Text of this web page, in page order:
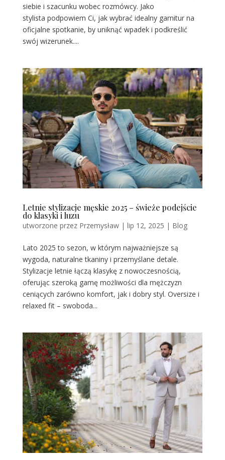
siebie i szacunku wobec rozmówcy. Jako
stylista podpowiem Ci, jak wybrać idealny garnitur na
oficjalne spotkanie, by uniknąć wpadek i podkreślić
swój wizerunek....
Letnie stylizacje męskie 2025 – świeże podejście
do klasyki i luzu
utworzone przez Przemysław| lip 12, 2025 | Blog
Lato 2025 to sezon, w którym najważniejsze są
wygoda, naturalne tkaniny i przemyślane detale.
Stylizacje letnie łączą klasykę z nowoczesnością,
oferując szeroką gamę możliwości dla mężczyzn
ceniących zarówno komfort, jak i dobry styl. Oversize i
relaxed fit – swoboda...